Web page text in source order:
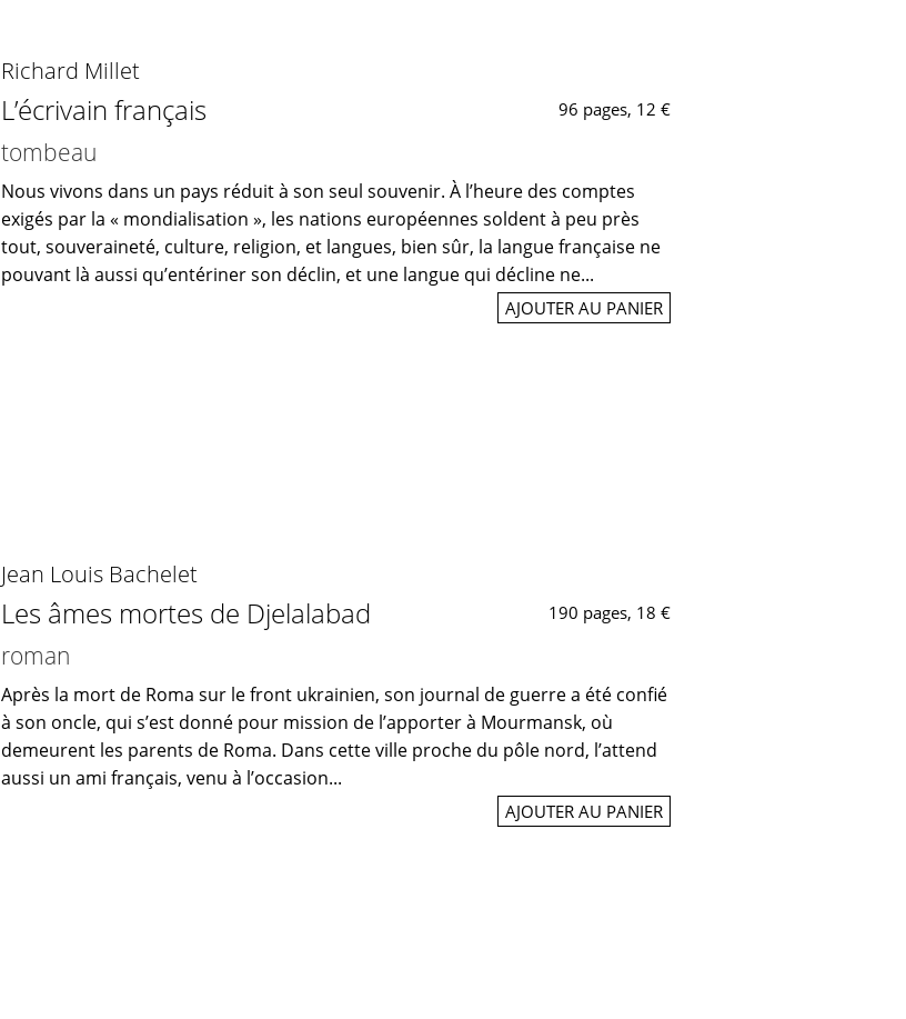
Richard Millet
L’écrivain français 96 pages, 12 €
tombeau
Nous vivons dans un pays réduit à son seul souvenir. À l’heure des comptes
exigés par la « mondialisation », les nations européennes soldent à peu près
tout, souveraineté, culture, religion, et langues, bien sûr, la langue française ne
pouvant là aussi qu’entériner son déclin, et une langue qui décline ne...
AJOUTER AU PANIER
Jean Louis Bachelet
Les âmes mortes de Djelalabad 190 pages, 18 €
roman
Après la mort de Roma sur le front ukrainien, son journal de guerre a été confié
à son oncle, qui s’est donné pour mission de l’apporter à Mourmansk, où
demeurent les parents de Roma. Dans cette ville proche du pôle nord, l’attend
aussi un ami français, venu à l’occasion...
AJOUTER AU PANIER